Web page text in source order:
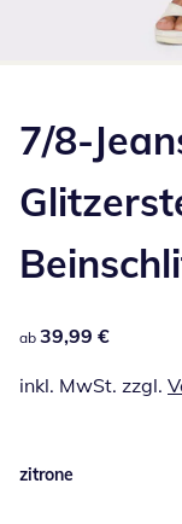
7/8-
39,99 €
ab 39,99 €
inkl. MwSt. zzgl.
zitrone